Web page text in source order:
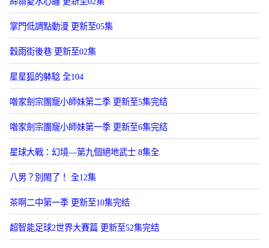
掌門低調點動漫 更新至05集
穀雨街後巷 更新至02集
星星狐的躰騐 全104
喒家劍宗團寵小師妹第二季 更新至5集完结
喒家劍宗團寵小師妹第一季 更新至6集完结
星球大戰：幻境—第九個絕地武士 8集全
八男？別閙了！ 全12集
茶啊二中第一季 更新至10集完结
超智能足球2世界大賽篇 更新至52集完结